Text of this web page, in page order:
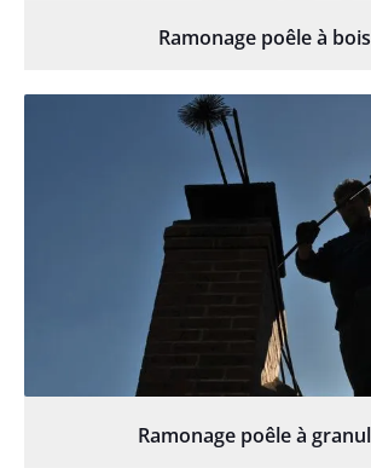
Ramonage poêle à bois
Ramonage poêle à